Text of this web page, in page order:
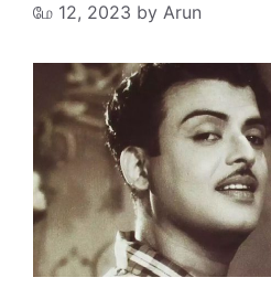
மே 12, 2023 by Arun